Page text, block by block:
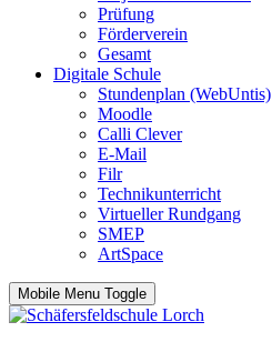
Prüfung
Förderverein
Gesamt
Digitale Schule
Stundenplan (WebUntis)
Moodle
Calli Clever
E-Mail
Filr
Technikunterricht
Virtueller Rundgang
SMEP
ArtSpace
Mobile Menu Toggle